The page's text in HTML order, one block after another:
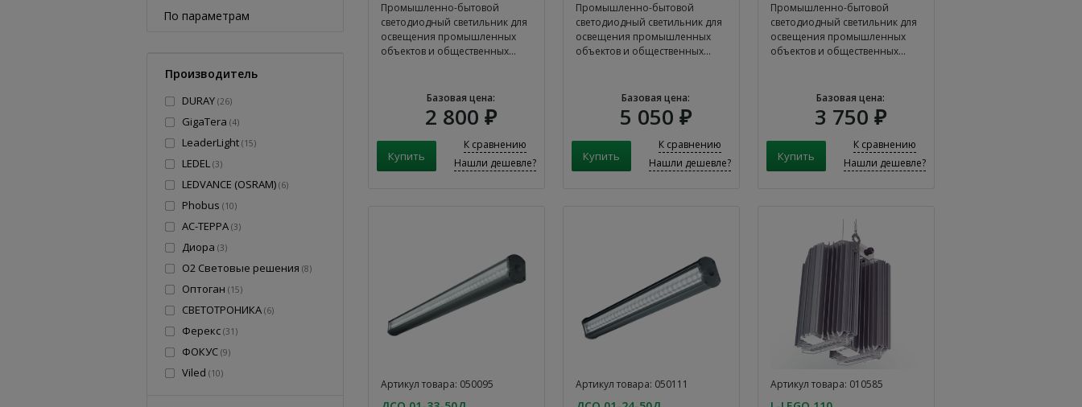
По параметрам
Производитель
DURAY (26)
GigaTera (4)
LeaderLight (15)
LEDEL (3)
LEDVANCE (OSRAM) (6)
Phobus (10)
АС-ТЕРРА (3)
Диора (3)
О2 Световые решения (8)
Оптоган (15)
СВЕТОТРОНИКА (6)
Ферекс (31 )
ФОКУС (9)
Viled (10)
Промышленно-бытовой
светодиодный светильник для
освещения промышленных
объектов и общественных…
Базовая цена:
2 800 ₽
К сравнению
Нашли дешевле?
Промышленно-бытовой
светодиодный светильник для
освещения промышленных
объектов и общественных…
Базовая цена:
5 050 ₽
К сравнению
Нашли дешевле?
Промышленно-бытовой
светодиодный светильник для
освещения промышленных
объектов и общественных…
Базовая цена:
3 750 ₽
К сравнению
Нашли дешевле?
Артикул товара: 050095 Артикул товара: 050111 Артикул товара: 010585